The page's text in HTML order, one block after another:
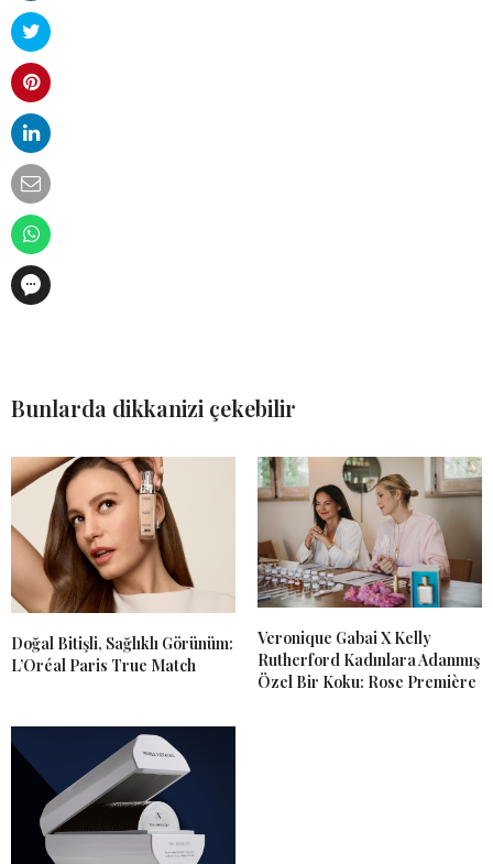
Bunlarda dikkanizi çekebilir
Doğal Bitişli, Sağlıklı Görünüm:
L’Oréal Paris True Match
Veronique Gabai X Kelly
Rutherford Kadınlara Adanmış
Özel Bir Koku: Rose Première